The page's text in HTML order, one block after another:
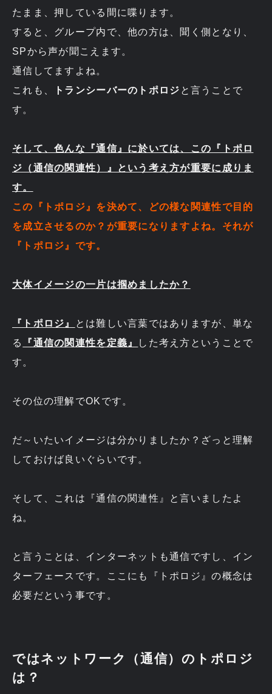
たまま、押している間に喋ります。
すると、グループ内で、他の方は、聞く側となり、
SPから声が聞こえます。
通信してますよね。
これも、
トランシーバーのトポロジ と言うことで
す。
そして、色んな『通信』に於いては、この『トポロ
ジ（通信の関連性）』という考え方が重要に成りま
す。
この『トポロジ』を決めて、どの様な関連性で目的
を成立させるのか？が重要になりますよね。それが
『トポロジ』です。
大体イメージの一片は掴めましたか？
『トポロジ』
とは難しい言葉ではありますが、単な
る
『通信の関連性を定義』
した考え方ということで
す。
その位の理解でOKです。
だ～いたいイメージは分かりましたか？ざっと理解
しておけば良いぐらいです。
そして、これは『通信の関連性』と言いましたよ
ね。
と言うことは、インターネットも通信ですし、イン
ターフェースです。ここにも『トポロジ』の概念は
必要だという事です。
ではネットワーク（通信）のトポロジ
は？